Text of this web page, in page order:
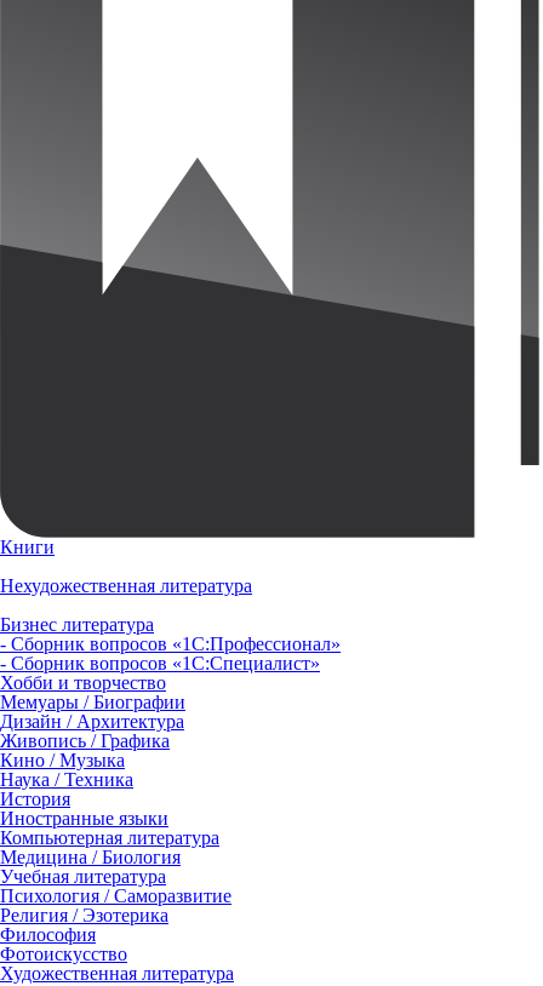
Книги
Нехудожественная литература
Бизнес литература
- Сборник вопросов «1С:Профессионал»
- Сборник вопросов «1С:Специалист»
Хобби и творчество
Мемуары / Биографии
Дизайн / Архитектура
Живопись / Графика
Кино / Музыка
Наука / Техника
История
Иностранные языки
Компьютерная литература
Медицина / Биология
Учебная литература
Психология / Саморазвитие
Религия / Эзотерика
Философия
Фотоискусство
Художественная литература